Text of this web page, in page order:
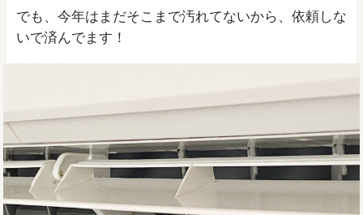
でも、今年はまだそこまで汚れてないから、依頼しな
いで済んでます！